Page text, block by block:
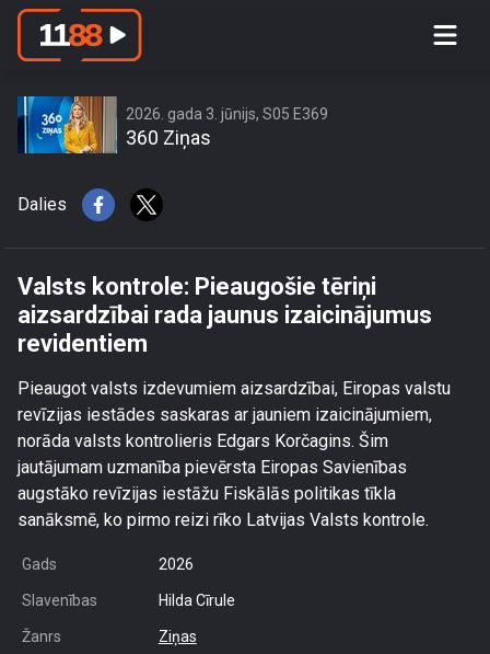
Valsts kontrole: Pieaugošie tēriņi
2026. gada 3. jūnijs, S05 E369
360 Ziņas
Dalies
Valsts kontrole: Pieaugošie tēriņi
aizsardzībai rada jaunus izaicinājumus
revidentiem
Pieaugot valsts izdevumiem aizsardzībai, Eiropas valstu
revīzijas iestādes saskaras ar jauniem izaicinājumiem,
norāda valsts kontrolieris Edgars Korčagins. Šim
jautājumam uzmanība pievērsta Eiropas Savienības
augstāko revīzijas iestāžu Fiskālās politikas tīkla
sanāksmē, ko pirmo reizi rīko Latvijas Valsts kontrole.
Gads 2026
Slavenības Hilda Cīrule
Žanrs Ziņas